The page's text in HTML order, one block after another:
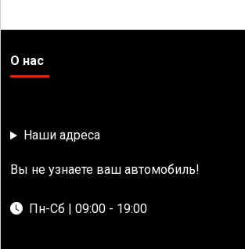
О нас
Наши адреса
Вы не узнаете ваш автомобиль!
Пн-Сб | 09:00 - 19:00